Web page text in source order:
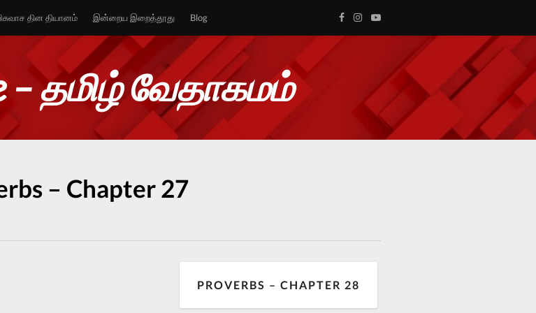
தின தியானம் இன்றைய இறைத்தூது Blog
– தமிழ் வேதாகமம்
– Chapter 27
PROVERBS – CHAPTER 28